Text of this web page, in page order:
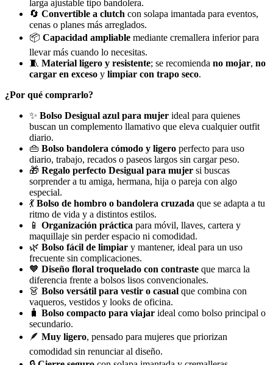
larga ajustable tipo bandolera.
🔄 Convertible a clutch con solapa imantada para eventos,
cenas o planes más arreglados.
📦 Capacidad ampliable mediante cremallera inferior para
llevar más cuando lo necesitas.
🧵 Material ligero y resistente; se recomienda no mojar, no
cargar en exceso y limpiar con trapo seco.
¿Por qué comprarlo?
✨ Bolso Desigual azul para mujer ideal para quienes
buscan un complemento llamativo que eleva cualquier outfit
diario.
👜 Bolso bandolera cómodo y ligero perfecto para uso
diario, trabajo, recados o paseos largos sin cargar peso.
🎁 Regalo perfecto Desigual para mujer si buscas
sorprender a tu amiga, hermana, hija o pareja con algo
especial.
💃 Bolso de hombro o bandolera cruzada que se adapta a tu
ritmo de vida y a distintos estilos.
📱 Organización práctica para móvil, llaves, cartera y
maquillaje sin perder espacio ni comodidad.
🌿 Bolso fácil de limpiar y mantener, ideal para un uso
frecuente sin complicaciones.
🧡 Diseño floral troquelado con contraste que marca la
diferencia frente a bolsos lisos convencionales.
👗 Bolso versátil para vestir o casual que combina con
vaqueros, vestidos y looks de oficina.
🧳 Bolso compacto para viajar ideal como bolso principal o
secundario.
🪶 Muy ligero, pensado para mujeres que priorizan
comodidad sin renunciar al diseño.